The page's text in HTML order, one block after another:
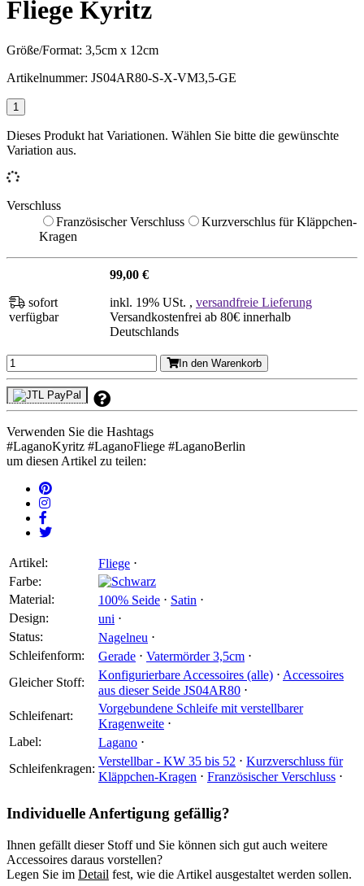
Fliege Kyritz
Größe/Format: 3,5cm x 12cm
Artikelnummer: JS04AR80-S-X-VM3,5-GE
Dieses Produkt hat Variationen. Wählen Sie bitte die gewünschte
Variation aus.
Verschluss
Französischer Verschluss
Kurzverschlus für Kläppchen-
Kragen
sofort
verfügbar
99,00 €
inkl. 19% USt. , versandfreie Lieferung
Versandkostenfrei ab 80€ innerhalb
Deutschlands
In den Warenkorb
Verwenden Sie die Hashtags
#LaganoKyritz #LaganoFliege #LaganoBerlin
um diesen Artikel zu teilen:
Artikel: Fliege ⋅
Farbe:
Material:
100% Seide ⋅ Satin ⋅
Design:
uni ⋅
Status:
Nagelneu ⋅
Schleifenform:
Gerade ⋅ Vatermörder 3,5cm ⋅
Gleicher Stoff:
Konfigurierbare Accessoires (alle) ⋅ Accessoires
aus dieser Seide JS04AR80 ⋅
Schleifenart:
Vorgebundene Schleife mit verstellbarer
Kragenweite ⋅
Label:
Lagano ⋅
Schleifenkragen:
Verstellbar - KW 35 bis 52 ⋅ Kurzverschluss für
Kläppchen-Kragen ⋅ Französischer Verschluss ⋅
Individuelle Anfertigung gefällig?
Ihnen gefällt dieser Stoff und Sie können sich gut auch weitere
Accessoires daraus vorstellen?
Legen Sie im Detail fest, wie die Artikel ausgestaltet werden sollen.